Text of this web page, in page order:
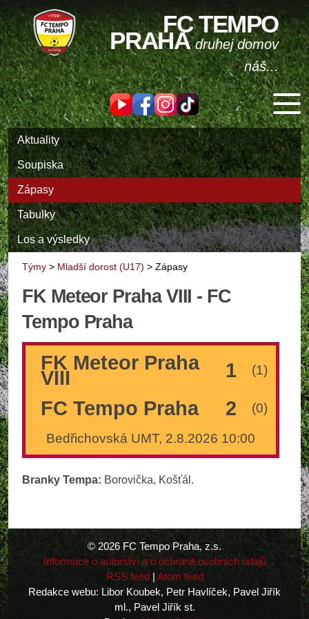
FC TEMPO
PRAHAdruhej domov
náš...
Aktuality
Soupiska
Zápasy
Tabulky
Los a výsledky
Týmy > Mladší dorost (U17) > Zápasy
FK Meteor Praha VIII - FC
Tempo Praha
FK Meteor Praha
VIII 1 (1)
FC Tempo Praha 2 (0)
Bedřichovská UMT, 2.8.2026 10:00
Branky Tempa: Borovička, Košťál.
© 2026 FC Tempo Praha, z.s.
Informace o autorství a o ochraně osobních údajů
RSS feed| Atom feed
Redakce webu: Libor Koubek, Petr Havlíček, Pavel Jiřík
ml., Pavel Jiřík st.